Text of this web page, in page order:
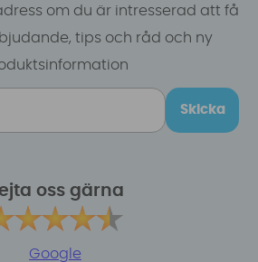
om du är intresserad att få
tips och råd och ny
Skicka
oss gärna
Google